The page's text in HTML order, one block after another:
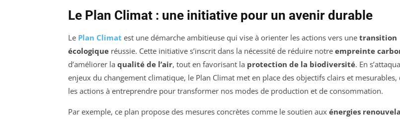
Le Plan Climat : une initiative pour un avenir durable
Le Plan Climat est une démarche ambitieuse qui vise à orienter les actions vers une transition
écologique réussie. Cette initiative s’inscrit dans la nécessité de réduire notre empreinte
d’améliorer la qualité de l’air, tout en favorisant la protection de la biodiversité. En
enjeux du changement climatique, le Plan Climat met en place des objectifs clairs et
les actions à entreprendre pour transformer nos modes de production et de consommation.
Par exemple, ce plan propose des mesures concrètes comme le soutien aux énergies